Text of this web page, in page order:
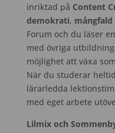
inriktad på Content
demokrati, mångfald
Forum och du läser
med övriga
möjlighet att växa
När du studerar
lärarledda
med eget arbete
Lilmix och